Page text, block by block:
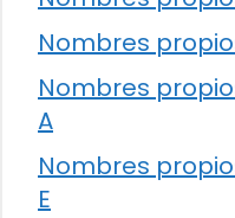
Nombres
Nombres
A
Nombres
E